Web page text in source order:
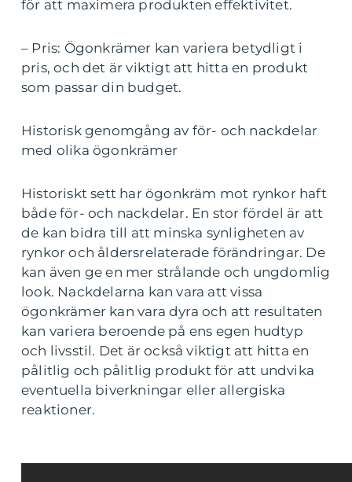
för att maximera produkten effektivitet.
– Pris: Ögonkrämer kan variera betydligt i
pris, och det är viktigt att hitta en produkt
som passar din budget.
Historisk genomgång av för- och nackdelar
med olika ögonkrämer
Historiskt sett har ögonkräm mot rynkor haft
både för- och nackdelar. En stor fördel är att
de kan bidra till att minska synligheten av
rynkor och åldersrelaterade förändringar. De
kan även ge en mer strålande och ungdomlig
look. Nackdelarna kan vara att vissa
ögonkrämer kan vara dyra och att resultaten
kan variera beroende på ens egen hudtyp
och livsstil. Det är också viktigt att hitta en
pålitlig och pålitlig produkt för att undvika
eventuella biverkningar eller allergiska
reaktioner.